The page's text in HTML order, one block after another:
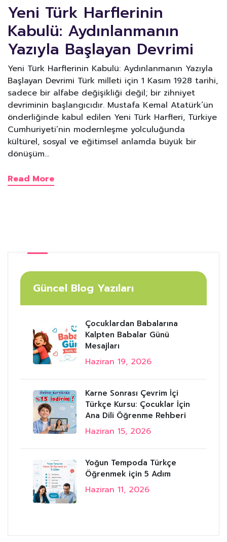
Yeni Türk Harflerinin
Kabulü: Aydınlanmanın
Yazıyla Başlayan Devrimi
Yeni Türk Harflerinin Kabulü: Aydınlanmanın Yazıyla
Başlayan Devrimi Türk milleti için 1 Kasım 1928 tarihi,
sadece bir alfabe değişikliği değil; bir zihniyet
devriminin başlangıcıdır. Mustafa Kemal Atatürk’ün
önderliğinde kabul edilen Yeni Türk Harfleri, Türkiye
Cumhuriyeti’nin modernleşme yolculuğunda
kültürel, sosyal ve eğitimsel anlamda büyük bir
dönüşüm…
Read More
Güncel Blog Yazıları
Çocuklardan Babalarına
Kalpten Babalar Günü
Mesajları
Haziran 19, 2026
Karne Sonrası Çevrim İçi
Türkçe Kursu: Çocuklar İçin
Ana Dili Öğrenme Rehberi
Haziran 15, 2026
Yoğun Tempoda Türkçe
Öğrenmek için 5 Adım
Haziran 11, 2026